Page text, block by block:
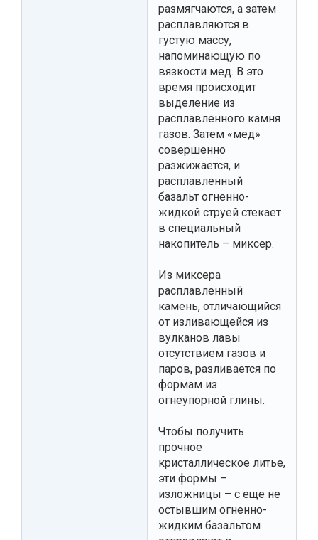
размягчаются, а затем
расплавляются в
густую массу,
напоминающую по
вязкости мед. В это
время происходит
выделение из
расплавленного камня
газов. Затем «мед»
совершенно
разжижается, и
расплавленный
базальт огненно-
жидкой струей стекает
в специальный
накопитель – миксер.
Из миксера
расплавленный
камень, отличающийся
от изливающейся из
вулканов лавы
отсутствием газов и
паров, разливается по
формам из
огнеупорной глины.
Чтобы получить
прочное
кристаллическое литье,
эти формы –
изложницы – с еще не
остывшим огненно-
жидким базальтом